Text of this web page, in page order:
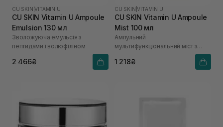
CU SKIN |VITAMIN U
CU SKIN Vitamin U Ampoule
Emulsion 130 мл
Зволожуюча емульсія з
пептидами і волюфіліном
2 466₴
CU SKIN |VITAMIN U
CU SKIN Vitamin U Ampoule
Mist 100 мл
Ампульний
мультифункціональний міст з
1 218₴